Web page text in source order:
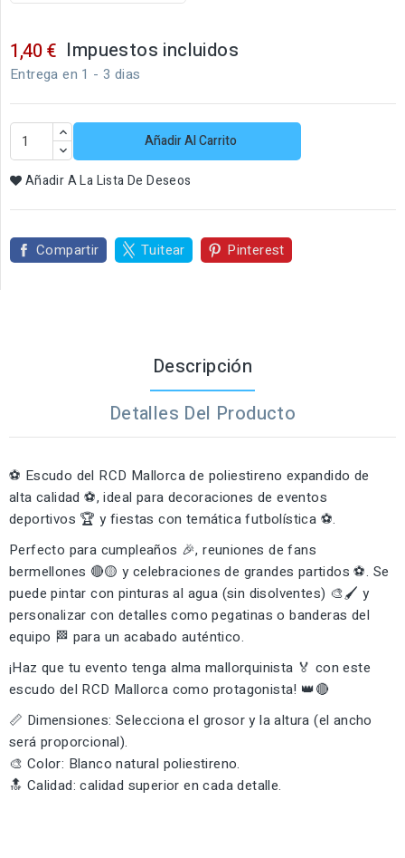
1,40 € Impuestos incluidos
Entrega en 1 - 3 dias
Añadir Al Carrito
Añadir A La Lista De Deseos
Compartir Tuitear Pinterest
Descripción
Detalles Del Producto
⚽ Escudo del RCD Mallorca de poliestireno expandido de
alta calidad ⚽, ideal para decoraciones de eventos
deportivos 🏆 y fiestas con temática futbolística ⚽.
Perfecto para cumpleaños 🎉, reuniones de fans
bermellones 🔴🟡 y celebraciones de grandes partidos ⚽. Se
puede pintar con pinturas al agua (sin disolventes) 🎨🖌️ y
personalizar con detalles como pegatinas o banderas del
equipo 🏁 para un acabado auténtico.
¡Haz que tu evento tenga alma mallorquinista 🏅 con este
escudo del RCD Mallorca como protagonista! 👑🔴
📏 Dimensiones: Selecciona el grosor y la altura (el ancho
será proporcional).
🎨 Color: Blanco natural poliestireno.
🔝 Calidad: calidad superior en cada detalle.